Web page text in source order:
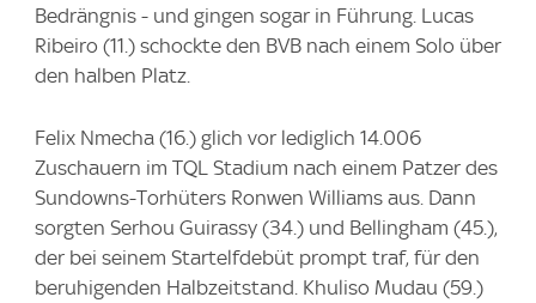
Bedrängnis - und gingen sogar in Führung. Lucas
Ribeiro (11.) schockte den BVB nach einem Solo über
den halben Platz.
Felix Nmecha (16.) glich vor lediglich 14.006
Zuschauern im TQL Stadium nach einem Patzer des
Sundowns-Torhüters Ronwen Williams aus. Dann
sorgten Serhou Guirassy (34.) und Bellingham (45.),
der bei seinem Startelfdebüt prompt traf, für den
beruhigenden Halbzeitstand. Khuliso Mudau (59.)